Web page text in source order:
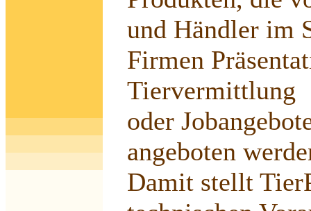
und Händler im
Firmen
Tiervermittlung
oder
angeboten
Damit stellt